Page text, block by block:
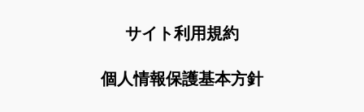
サイト利用規約
個人情報保護基本方針